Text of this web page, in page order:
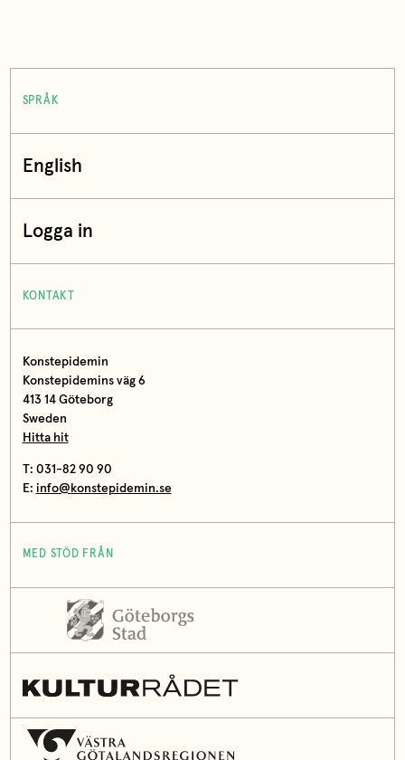
SPRÅK
English
Logga in
KONTAKT
Konstepidemin
Konstepidemins väg 6
413 14 Göteborg
Sweden
Hitta hit
T: 031-82 90 90
E: info@konstepidemin.se
MED STÖD FRÅN